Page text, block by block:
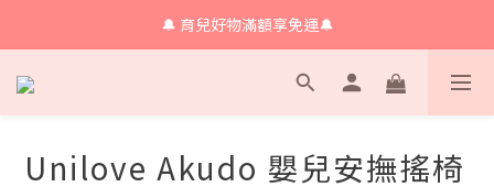
🔔 育兒好物滿額享免運🔔
🔔 育兒好物滿額享免運🔔
🔔會員限定！購物金立即領+消費再回饋 💰
Unilove Akudo 嬰兒安撫搖椅